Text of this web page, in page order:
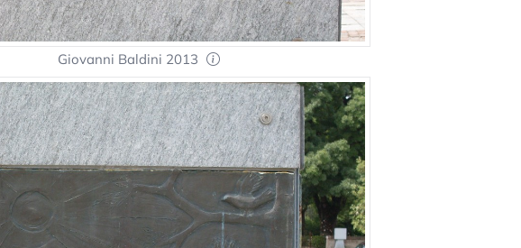
Giovanni Baldini 2013